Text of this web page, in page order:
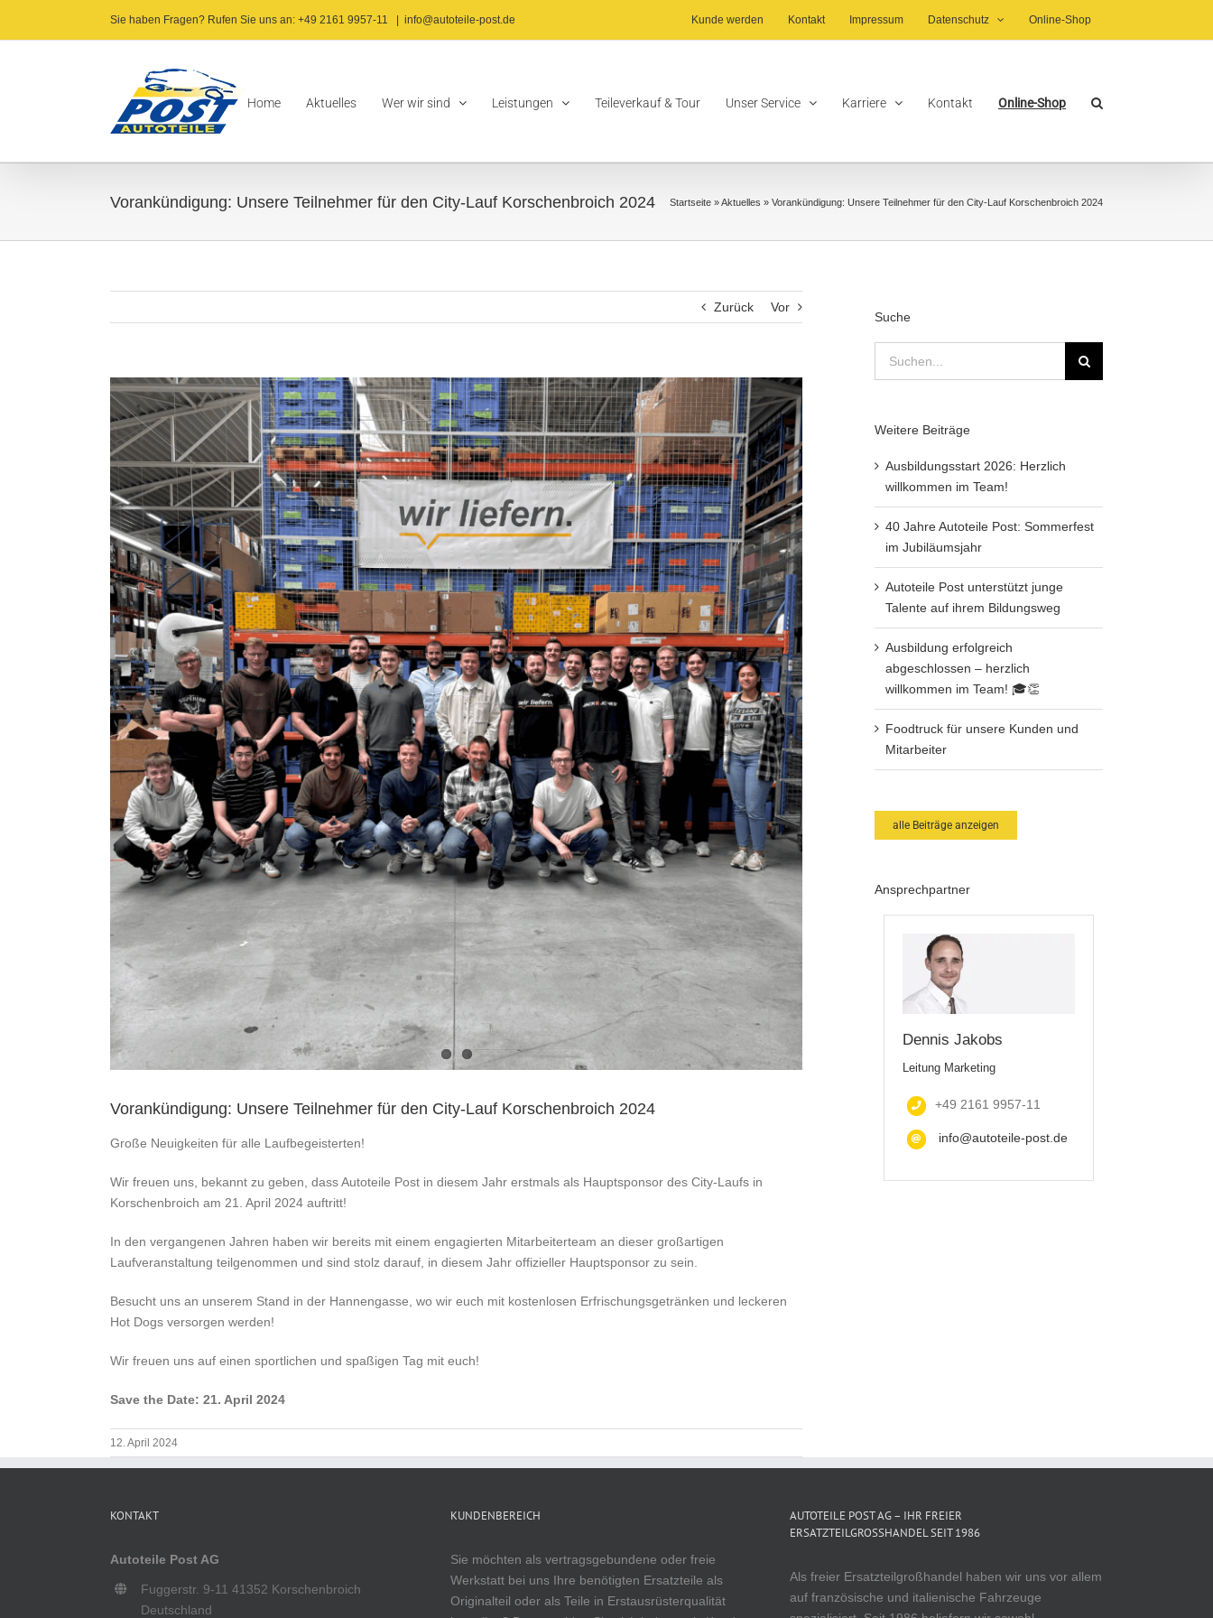
Sie haben Fragen? Rufen Sie uns an: +49 2161 9957-11 info@autoteile-post.de Kunde werden Kontakt Impressum Datenschutz Online-Shop
Home Aktuelles Wer wir sind Leistungen Teileverkauf & Tour Unser Service Karriere Kontakt Online-Shop
Vorankündigung: Unsere Teilnehmer für den City-Lauf Korschenbroich 2024 Startseite »Aktuelles » Vorankündigung: Unsere Teilnehmer für den City-Lauf Korschenbroich 2024
Zurück Vor
Zeige
grösseres
Bild
Vorankündigung: Unsere Teilnehmer für den City-Lauf Korschenbroich 2024
Große Neuigkeiten für alle Laufbegeisterten!
Wir freuen uns, bekannt zu geben, dass Autoteile Post in diesem Jahr erstmals als Hauptsponsor des City-Laufs in
Korschenbroich am 21. April 2024 auftritt!
In den vergangenen Jahren haben wir bereits mit einem engagierten Mitarbeiterteam an dieser großartigen
Laufveranstaltung teilgenommen und sind stolz darauf, in diesem Jahr offizieller Hauptsponsor zu sein.
Besucht uns an unserem Stand in der Hannengasse, wo wir euch mit kostenlosen Erfrischungsgetränken und leckeren
Hot Dogs versorgen werden!
Wir freuen uns auf einen sportlichen und spaßigen Tag mit euch!
Save the Date: 21. April 2024
12. April 2024
Suche
Weitere Beiträge
Ausbildungsstart 2026: Herzlich
willkommen im Team!
40 Jahre Autoteile Post: Sommerfest
im Jubiläumsjahr
Autoteile Post unterstützt junge
Talente auf ihrem Bildungsweg
Ausbildung erfolgreich
abgeschlossen – herzlich
willkommen im Team! 🎓👏
Foodtruck für unsere Kunden und
Mitarbeiter
alle Beiträge anzeigen
Ansprechpartner
Dennis Jakobs
Leitung Marketing
+49 2161 9957-11
info@autoteile-post.de
KONTAKT
Autoteile Post AG
Fuggerstr. 9-11 41352 Korschenbroich
Deutschland
KUNDENBEREICH
Sie möchten als vertragsgebundene oder freie
Werkstatt bei uns Ihre benötigten Ersatzteile als
Originalteil oder als Teile in Erstausrüsterqualität
AUTOTEILE POST AG – IHR FREIER
ERSATZTEILGROSSHANDEL SEIT 1986
Als freier Ersatzteilgroßhandel haben wir uns vor allem
auf französische und italienische Fahrzeuge